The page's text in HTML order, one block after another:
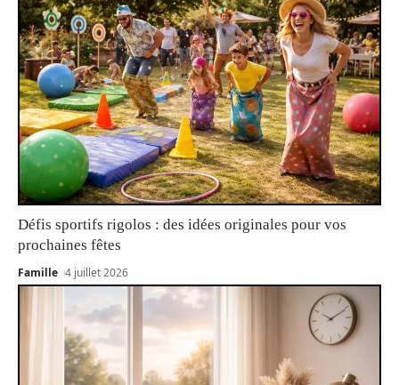
Défis sportifs rigolos : des idées originales pour vos
prochaines fêtes
Famille 4 juillet 2026